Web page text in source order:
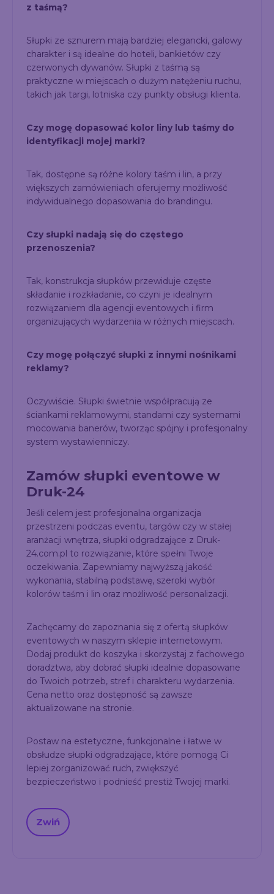
z taśmą?
Słupki ze sznurem mają bardziej elegancki, galowy
charakter i są idealne do hoteli, bankietów czy
czerwonych dywanów. Słupki z taśmą są
praktyczne w miejscach o dużym natężeniu ruchu,
takich jak targi, lotniska czy punkty obsługi klienta.
Czy mogę dopasować kolor liny lub taśmy do
identyfikacji mojej marki?
Tak, dostępne są różne kolory taśm i lin, a przy
większych zamówieniach oferujemy możliwość
indywidualnego dopasowania do brandingu.
Czy słupki nadają się do częstego
przenoszenia?
Tak, konstrukcja słupków przewiduje częste
składanie i rozkładanie, co czyni je idealnym
rozwiązaniem dla agencji eventowych i firm
organizujących wydarzenia w różnych miejscach.
Czy mogę połączyć słupki z innymi nośnikami
reklamy?
Oczywiście. Słupki świetnie współpracują ze
ściankami reklamowymi, standami czy systemami
mocowania banerów, tworząc spójny i profesjonalny
system wystawienniczy.
Zamów słupki eventowe w
Druk-24
Jeśli celem jest profesjonalna organizacja
przestrzeni podczas eventu, targów czy w stałej
aranżacji wnętrza, słupki odgradzające z Druk-
24.com.pl to rozwiązanie, które spełni Twoje
oczekiwania. Zapewniamy najwyższą jakość
wykonania, stabilną podstawę, szeroki wybór
kolorów taśm i lin oraz możliwość personalizacji.
Zachęcamy do zapoznania się z ofertą słupków
eventowych w naszym sklepie internetowym.
Dodaj produkt do koszyka i skorzystaj z fachowego
doradztwa, aby dobrać słupki idealnie dopasowane
do Twoich potrzeb, stref i charakteru wydarzenia.
Cena netto oraz dostępność są zawsze
aktualizowane na stronie.
Postaw na estetyczne, funkcjonalne i łatwe w
obsłudze słupki odgradzające, które pomogą Ci
lepiej zorganizować ruch, zwiększyć
bezpieczeństwo i podnieść prestiż Twojej marki.
Zwiń